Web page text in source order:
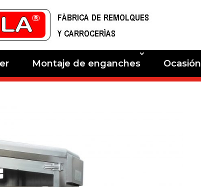
Montaje de enganches Ocasión